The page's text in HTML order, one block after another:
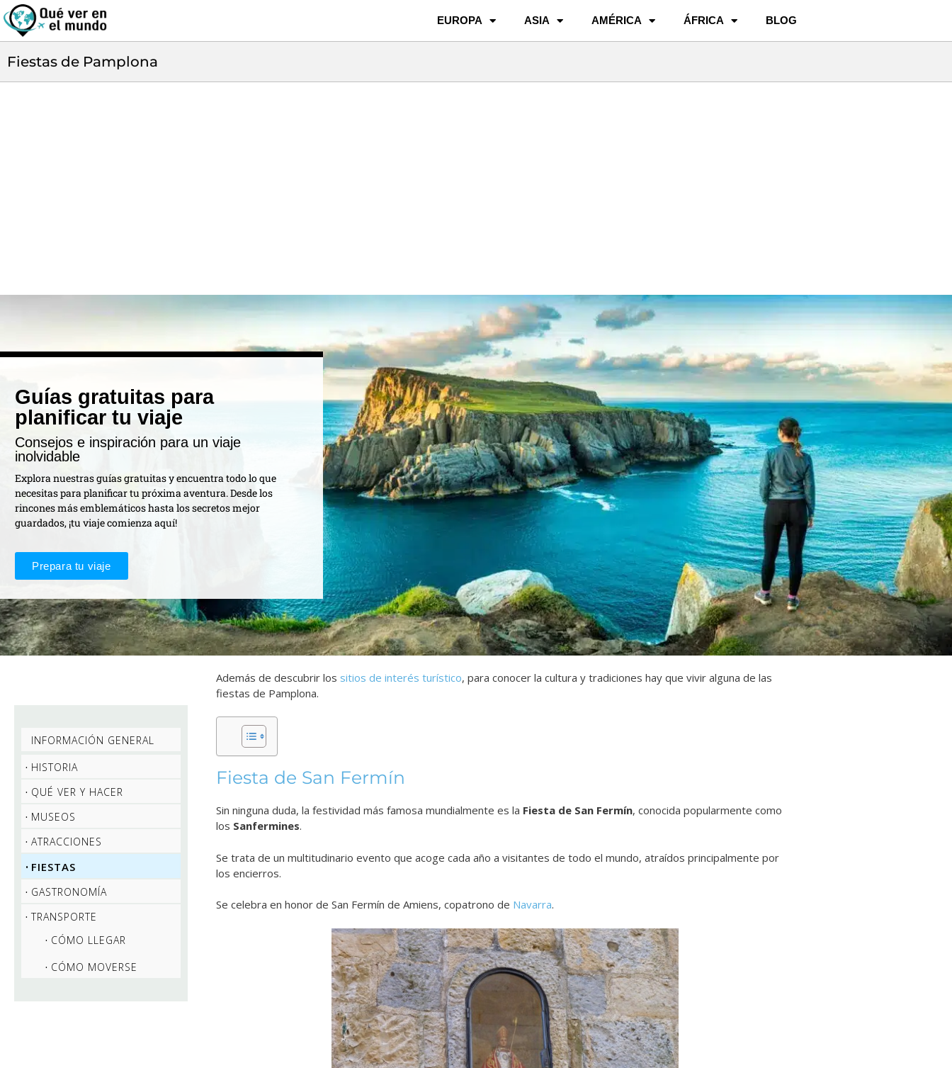
EUROPA ASIA AMÉRICA ÁFRICA BLOG
Fiestas de Pamplona
Guías gratuitas para
planificar tu viaje
Consejos e inspiración para un viaje
inolvidable
Explora nuestras guías gratuitas y encuentra todo lo que
necesitas para planificar tu próxima aventura. Desde los
rincones más emblemáticos hasta los secretos mejor
guardados, ¡tu viaje comienza aquí!
Prepara tu viaje
INFORMACIÓN GENERAL
HISTORIA
QUÉ VER Y HACER
MUSEOS
ATRACCIONES
FIESTAS
GASTRONOMÍA
TRANSPORTE
CÓMO LLEGAR
CÓMO MOVERSE
Además de descubrir los sitios de interés turístico, para conocer la cultura y tradiciones hay que vivir alguna de las
fiestas de Pamplona.
Fiesta de San Fermín
Sin ninguna duda, la festividad más famosa mundialmente es la Fiesta de San Fermín, conocida popularmente como
los Sanfermines.
Se trata de un multitudinario evento que acoge cada año a visitantes de todo el mundo, atraídos principalmente por
los encierros.
Se celebra en honor de San Fermín de Amiens, copatrono de Navarra.